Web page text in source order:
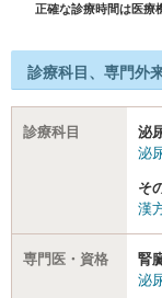
正確な診療時間は医療
診療科目、専門外
診療科目
泌
泌
そ
漢
専門医・資格
腎
泌